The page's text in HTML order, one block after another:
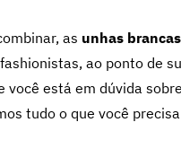
as unhas
ao ponto de
está em dúvida
tudo o que você